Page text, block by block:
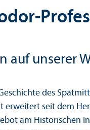
auf unserer
des
erweitert seit dem
am Historischen